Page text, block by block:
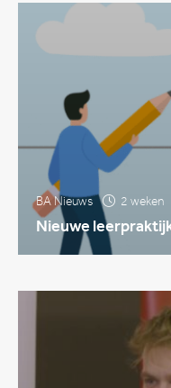
BA Nieuws 2 weken
Nieuwe